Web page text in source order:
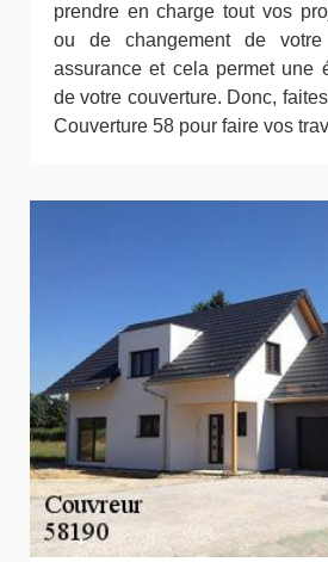
prendre en charge tout vos
ou de changement de
assurance et cela permet une
de votre couverture. Donc,
Couverture 58 pour faire vos